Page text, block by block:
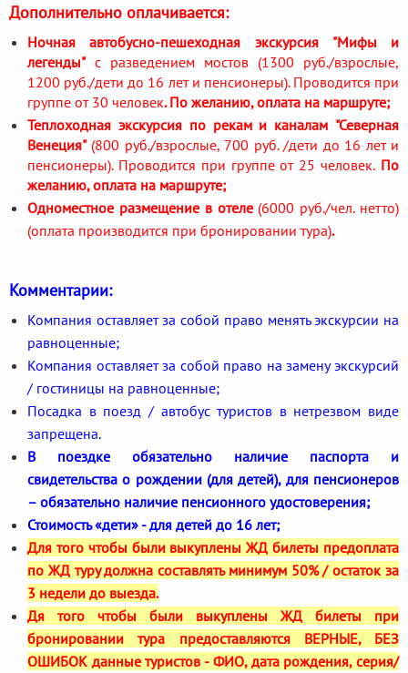
Дополнительно оплачивается:
Ночная автобусно-пешеходная экскурсия
"Мифы и
легенды"с разведением мостов (1300 руб./взрослые,
1200 руб./дети до 16 лет и пенсионеры). Проводится при
группе от 30 человек. По желанию, оплата на маршруте;
Теплоходная экскурсия по рекам и каналам "Северная
Венеция"(800 руб./взрослые, 700 руб. /дети до 16 лет и
пенсионеры). Проводится при группе от 25 человек. По
желанию, оплата на маршруте;
Одноместное размещение в отеле (6000 руб./чел. нетто)
(оплата производится при бронировании тура).
Комментарии:
Компания оставляет за собой право менять экскурсии на
равноценные;
Компания оставляет за собой право на замену экскурсий
/ гостиницы на равноценные;
Посадка в поезд / автобус туристов в нетрезвом виде
запрещена.
В поездке обязательно наличие паспорта и
свидетельства о рождении (для детей), для пенсионеров
– обязательно наличие пенсионного удостоверения;
Стоимость «дети» - для детей до 16 лет;
Для того чтобы были выкуплены ЖД билеты предоплата
по ЖД туру должна составлять минимум 50% / остаток за
3 недели до выезда.
Дя того чтобы были выкуплены ЖД билеты при
бронировании тура предоставляются ВЕРНЫЕ, БЕЗ
ОШИБОК данные туристов - ФИО, дата рождения, серия/